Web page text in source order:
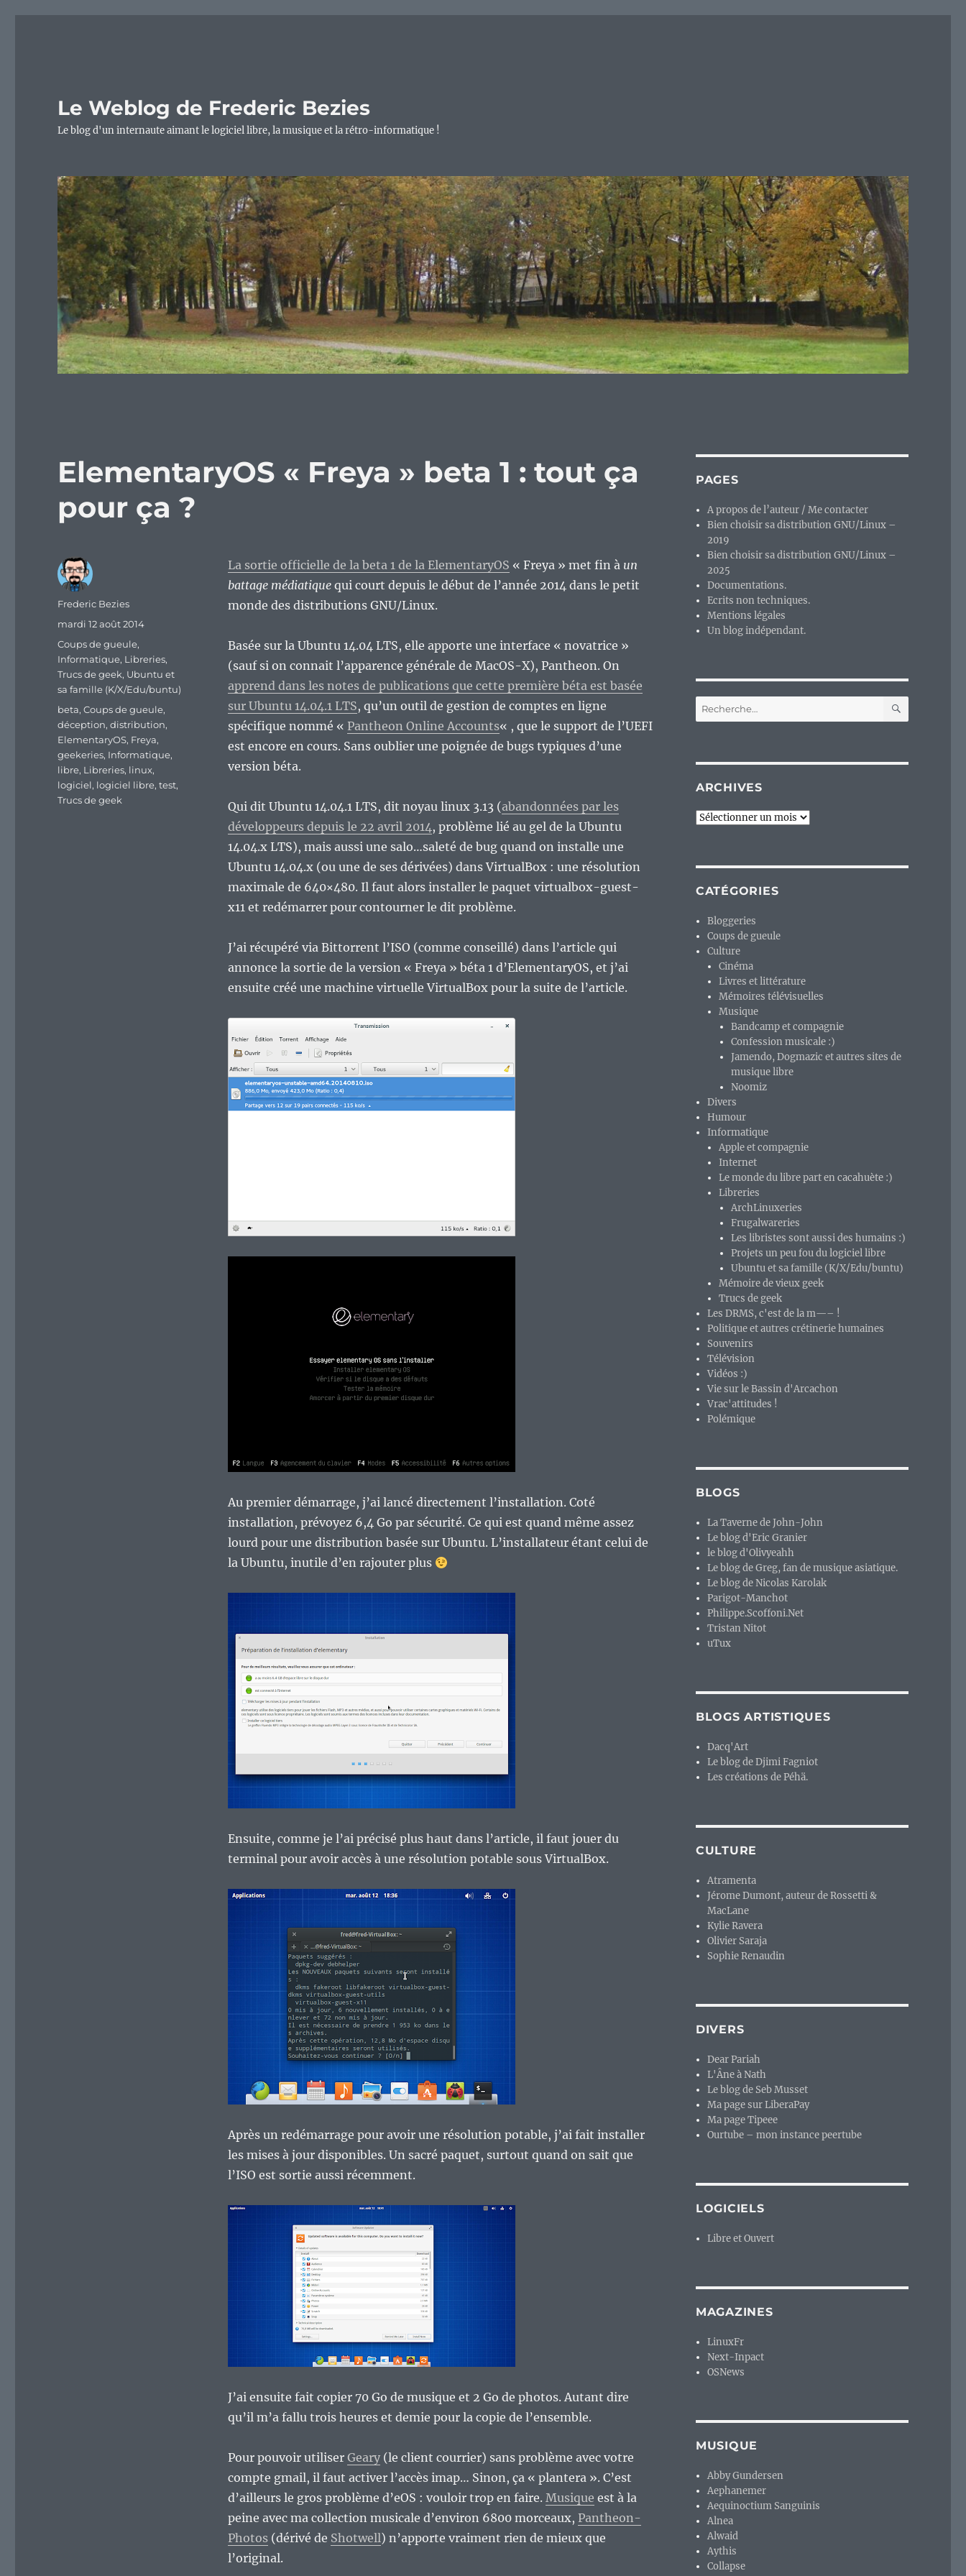
Le Weblog de Frederic Bezies
Le blog d'un internaute aimant le logiciel libre, la musique et la rétro-informatique !
ElementaryOS « Freya » beta 1 : tout ça
pour ça ?
La sortie officielle de la beta 1 de la ElementaryOS « Freya » met fin à un
battage médiatiquequi court depuis le début de l’année 2014 dans le petit
monde des distributions GNU/Linux.
Basée sur la Ubuntu 14.04 LTS, elle apporte une interface « novatrice »
(sauf si on connait l’apparence générale de MacOS-X), Pantheon. On
apprend dans les notes de publications que cette première béta est basée
sur Ubuntu 14.04.1 LTS, qu’un outil de gestion de comptes en ligne
spécifique nommé « Pantheon Online Accounts« , que le support de l’UEFI
est encore en cours. Sans oublier une poignée de bugs typiques d’une
version béta.
Qui dit Ubuntu 14.04.1 LTS, dit noyau linux 3.13 (abandonnées par les
développeurs depuis le 22 avril 2014, problème lié au gel de la Ubuntu
14.04.x LTS), mais aussi une salo…saleté de bug quand on installe une
Ubuntu 14.04.x (ou une de ses dérivées) dans VirtualBox : une résolution
maximale de 640×480. Il faut alors installer le paquet virtualbox-guest-
x11 et redémarrer pour contourner le dit problème.
J’ai récupéré via Bittorrent l’ISO (comme conseillé) dans l’article qui
annonce la sortie de la version « Freya » béta 1 d’ElementaryOS, et j’ai
ensuite créé une machine virtuelle VirtualBox pour la suite de l’article.
Au premier démarrage, j’ai lancé directement l’installation. Coté
installation, prévoyez 6,4 Go par sécurité. Ce qui est quand même assez
lourd pour une distribution basée sur Ubuntu. L’installateur étant celui de
la Ubuntu, inutile d’en rajouter plus
Ensuite, comme je l’ai précisé plus haut dans l’article, il faut jouer du
terminal pour avoir accès à une résolution potable sous VirtualBox.
Après un redémarrage pour avoir une résolution potable, j’ai fait installer
les mises à jour disponibles. Un sacré paquet, surtout quand on sait que
l’ISO est sortie aussi récemment.
J’ai ensuite fait copier 70 Go de musique et 2 Go de photos. Autant dire
qu’il m’a fallu trois heures et demie pour la copie de l’ensemble.
Pour pouvoir utiliser Geary(le client courrier) sans problème avec votre
compte gmail, il faut activer l’accès imap… Sinon, ça « plantera ». C’est
d’ailleurs le gros problème d’eOS : vouloir trop en faire. Musique est à la
peine avec ma collection musicale d’environ 6800 morceaux, Pantheon-
Photos(dérivé de Shotwell) n’apporte vraiment rien de mieux que
l’original.
Auteur
Frederic Bezies
Publié
mardi 12 août 2014
Catégories
Coups de gueule,
Informatique, Libreries,
Trucs de geek, Ubuntu et
sa famille (K/X/Edu/buntu)
Étiquettes
beta,Coups de gueule,
déception,distribution,
ElementaryOS, Freya,
geekeries, Informatique,
libre, Libreries, linux,
logiciel, logiciel libre,test,
Trucs de geek
PAGES
A propos de l’auteur / Me contacter
Bien choisir sa distribution GNU/Linux –
2019
Bien choisir sa distribution GNU/Linux –
2025
Documentations.
Ecrits non techniques.
Mentions légales
Un blog indépendant.
Recherche
pour :
ARCHIVES
Archives
CATÉGORIES
Bloggeries
Coups de gueule
Culture
Cinéma
Livres et littérature
Mémoires télévisuelles
Musique
Bandcamp et compagnie
Confession musicale :)
Jamendo, Dogmazic et autres sites de
musique libre
Noomiz
Divers
Humour
Informatique
Apple et compagnie
Internet
Le monde du libre part en cacahuète :)
Libreries
ArchLinuxeries
Frugalwareries
Les libristes sont aussi des humains :)
Projets un peu fou du logiciel libre
Ubuntu et sa famille (K/X/Edu/buntu)
Mémoire de vieux geek
Trucs de geek
Les DRMS, c'est de la m—– !
Politique et autres crétinerie humaines
Souvenirs
Télévision
Vidéos :)
Vie sur le Bassin d'Arcachon
Vrac'attitudes !
Polémique
BLOGS
La Taverne de John-John
Le blog d'Eric Granier
le blog d'Olivyeahh
Le blog de Greg, fan de musique asiatique.
Le blog de Nicolas Karolak
Parigot-Manchot
Philippe.Scoffoni.Net
Tristan Nitot
uTux
BLOGS ARTISTIQUES
Dacq'Art
Le blog de Djimi Fagniot
Les créations de Péhä.
CULTURE
Atramenta
Jérome Dumont, auteur de Rossetti &
MacLane
Kylie Ravera
Olivier Saraja
Sophie Renaudin
DIVERS
Dear Pariah
L'Âne à Nath
Le blog de Seb Musset
Ma page sur LiberaPay
Ma page Tipeee
Ourtube – mon instance peertube
LOGICIELS
Libre et Ouvert
MAGAZINES
LinuxFr
Next-Inpact
OSNews
MUSIQUE
Abby Gundersen
Aephanemer
Aequinoctium Sanguinis
Alnea
Alwaid
Aythis
Collapse